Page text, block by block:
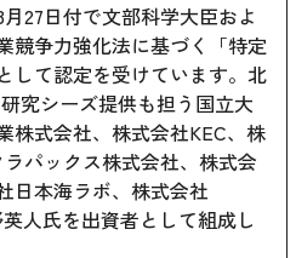
27日付で文部科学大臣およ
競争力強化法に基づく「特定
して認定を受けています。北
究シーズ提供も担う国立大
株式会社、株式会社KEC、株
パックス株式会社、株式会
日本海ラボ、株式会社
人氏を出資者として組成し